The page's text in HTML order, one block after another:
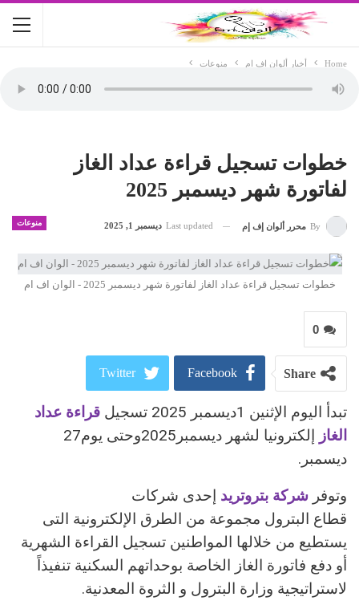
Home أخبار ألوان اف ام منوعات
خطوات تسجيل قراءة عداد الغاز
لفاتورة شهر ديسمبر 2025
منوعات By محرر ألوان إف إم Last updated ديسمبر 1, 2025
خطوات تسجيل قراءة عداد الغاز لفاتورة شهر ديسمبر 2025 - الوان اف ام
0
Share
Facebook
Twitter
Google+
ReddIt
البريد الالكتروني
تبدأ اليوم الإثنين 1ديسمبر 2025 تسجيل
قراءة عداد
الغاز
إلكترونيا لشهر ديسمبر2025وحتى يوم27
ديسمبر.
وتوفر شركة بتروتريد إحدى شركات
قطاع البترول مجموعة من الطرق الإلكترونية التى
يستطيع من خلالها المواطنين تسجيل القراءة الشهرية
أو دفع فاتورة الغاز الخاصة بوحداتهم السكنية تنفيذاً
لاستراتيجية وزارة البترول و الثروة المعدنية.